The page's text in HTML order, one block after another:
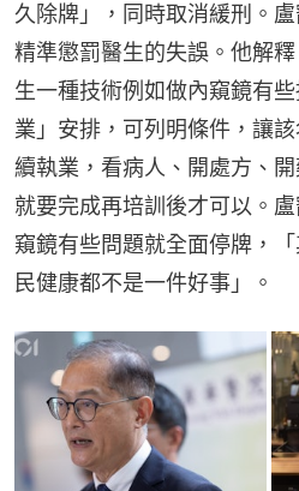
久除牌」，同時取消緩刑。
精準懲罰醫生的失誤。他解
生一種技術例如做內窺鏡有
業」安排，可列明條件，讓
續執業，看病人、開處方、
就要完成再培訓後才可以。
窺鏡有些問題就全面停牌，
民健康都不是一件好事」。